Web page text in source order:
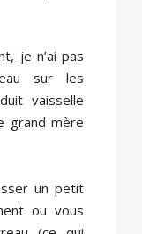
je n’ai pas
sur les
vaisselle
grand mère
un petit
ou vous